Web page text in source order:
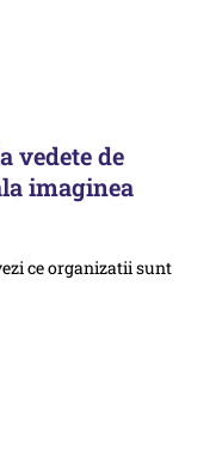
vedete de
imaginea